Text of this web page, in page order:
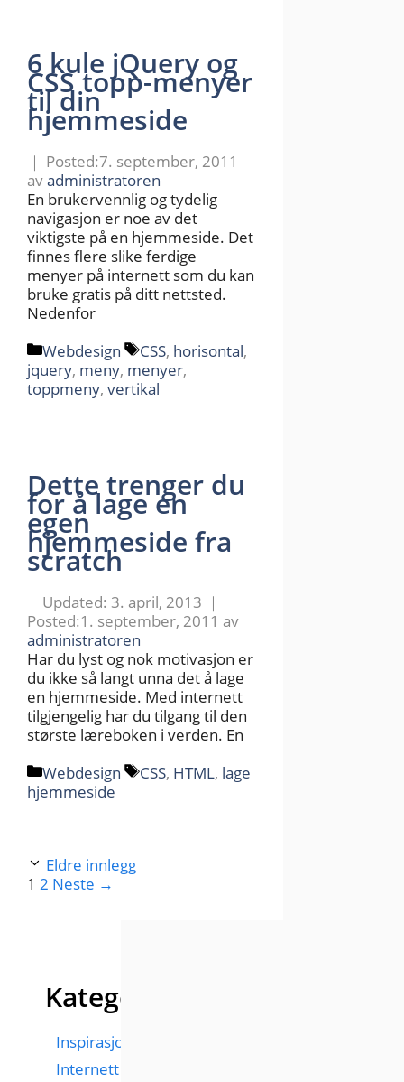
6 kule jQuery og
CSS topp-menyer
til din
hjemmeside
7. september, 2011
avadministratoren
En brukervennlig og tydelig
navigasjon er noe av det
viktigste på en hjemmeside. Det
finnes flere slike ferdige
menyer på internett som du kan
bruke gratis på ditt nettsted.
Nedenfor
Kategorier
Webdesign Stikkord
CSS, horisontal,
jquery, meny, menyer,
toppmeny, vertikal
Dette trenger du
for å lage en
egen
hjemmeside fra
scratch
3. april, 2013
1. september, 2011 av
administratoren
Har du lyst og nok motivasjon er
du ikke så langt unna det å lage
en hjemmeside. Med internett
tilgjengelig har du tilgang til den
største læreboken i verden. En
Kategorier
Webdesign Stikkord
CSS, HTML, lage
hjemmeside
Eldre innlegg
Side
1 Side
2 Neste →
Kategorier
Inspirasjon
Internett